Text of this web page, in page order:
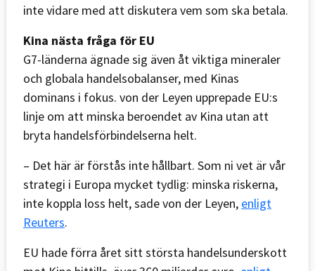
inte vidare med att diskutera vem som ska betala.
Kina nästa fråga för EU
G7-länderna ägnade sig även åt viktiga mineraler
och globala handelsobalanser, med Kinas
dominans i fokus. von der Leyen upprepade EU:s
linje om att minska beroendet av Kina utan att
bryta handelsförbindelserna helt.
– Det här är förstås inte hållbart. Som ni vet är vår
strategi i Europa mycket tydlig: minska riskerna,
inte koppla loss helt, sade von der Leyen, enligt
Reuters.
EU hade förra året sitt största handelsunderskott